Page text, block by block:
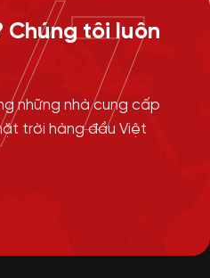
Chúng tôi luôn
những nhà cung cấp
trời hàng đầu Việt
7